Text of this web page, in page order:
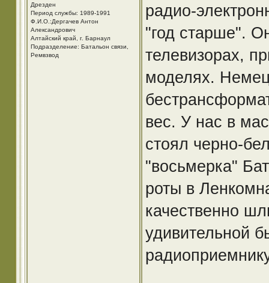
Дрезден
Период службы: 1989-1991
Ф.И.О.:Дергачев Антон
Александрович
Алтайский край, г. Барнаул
Подразделение: Батальон связи,
Ремвзвод
радио-
"год старше".
телевизорах,
моделях.
вес. У нас в
стоял черно-
"восьмерка"
роты в
качественно
удивительной